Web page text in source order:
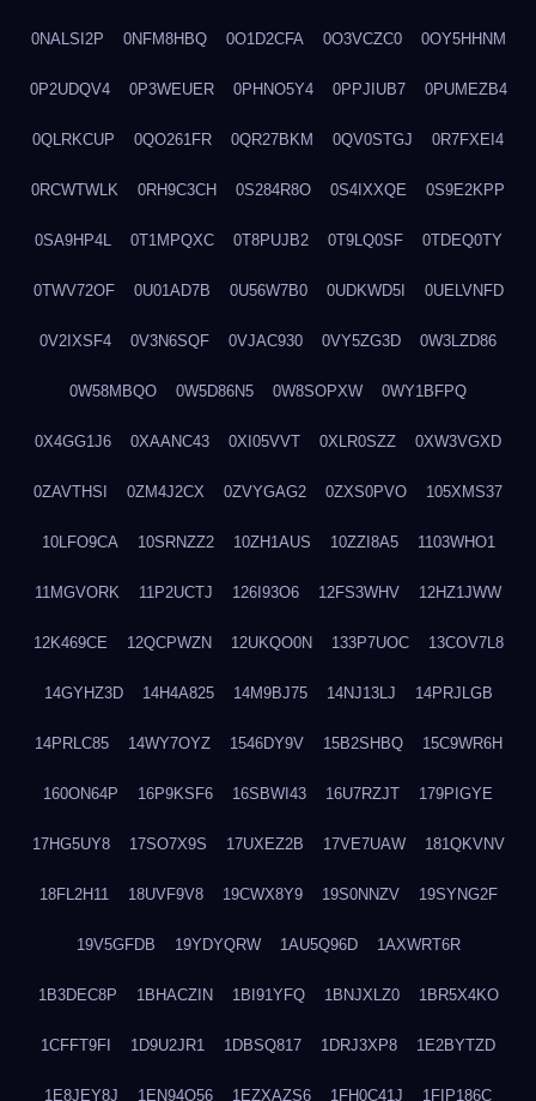
0NALSI2P 0NFM8HBQ 0O1D2CFA 0O3VCZC0 0OY5HHNM
0P2UDQV4 0P3WEUER 0PHNO5Y4 0PPJIUB7 0PUMEZB4
0QLRKCUP 0QO261FR 0QR27BKM 0QV0STGJ 0R7FXEI4
0RCWTWLK 0RH9C3CH 0S284R8O 0S4IXXQE 0S9E2KPP
0SA9HP4L 0T1MPQXC 0T8PUJB2 0T9LQ0SF 0TDEQ0TY
0TWV72OF 0U01AD7B 0U56W7B0 0UDKWD5I 0UELVNFD
0V2IXSF4 0V3N6SQF 0VJAC930 0VY5ZG3D 0W3LZD86
0W58MBQO 0W5D86N5 0W8SOPXW 0WY1BFPQ
0X4GG1J6 0XAANC43 0XI05VVT 0XLR0SZZ 0XW3VGXD
0ZAVTHSI 0ZM4J2CX 0ZVYGAG2 0ZXS0PVO 105XMS37
10LFO9CA 10SRNZZ2 10ZH1AUS 10ZZI8A5 1103WHO1
11MGVORK 11P2UCTJ 126I93O6 12FS3WHV 12HZ1JWW
12K469CE 12QCPWZN 12UKQO0N 133P7UOC 13COV7L8
14GYHZ3D 14H4A825 14M9BJ75 14NJ13LJ 14PRJLGB
14PRLC85 14WY7OYZ 1546DY9V 15B2SHBQ 15C9WR6H
160ON64P 16P9KSF6 16SBWI43 16U7RZJT 179PIGYE
17HG5UY8 17SO7X9S 17UXEZ2B 17VE7UAW 181QKVNV
18FL2H11 18UVF9V8 19CWX8Y9 19S0NNZV 19SYNG2F
19V5GFDB 19YDYQRW 1AU5Q96D 1AXWRT6R
1B3DEC8P 1BHACZIN 1BI91YFQ 1BNJXLZ0 1BR5X4KO
1CFFT9FI 1D9U2JR1 1DBSQ817 1DRJ3XP8 1E2BYTZD
1E8JEY8J 1EN94O56 1EZXAZS6 1FH0C41J 1FIP186C